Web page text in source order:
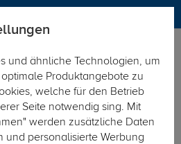
BMW X3
und ähnliche Technologien, um
Produktangebote zu
welche für den Betrieb
Seite notwendig sing. Mit
werden zusätzliche Daten
und personalisierte Werbung